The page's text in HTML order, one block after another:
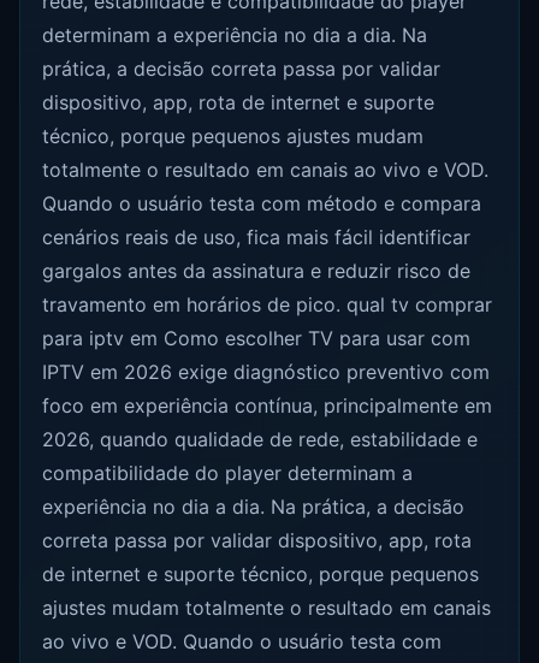
determinam a experiência no dia a dia. Na
prática, a decisão correta passa por validar
dispositivo, app, rota de internet e suporte
técnico, porque pequenos ajustes mudam
totalmente o resultado em canais ao vivo e VOD.
Quando o usuário testa com método e compara
cenários reais de uso, fica mais fácil identificar
gargalos antes da assinatura e reduzir risco de
travamento em horários de pico. qual tv comprar
para iptv em Como escolher TV para usar com
IPTV em 2026 exige diagnóstico preventivo com
foco em experiência contínua, principalmente em
2026, quando qualidade de rede, estabilidade e
compatibilidade do player determinam a
experiência no dia a dia. Na prática, a decisão
correta passa por validar dispositivo, app, rota
de internet e suporte técnico, porque pequenos
ajustes mudam totalmente o resultado em canais
ao vivo e VOD. Quando o usuário testa com